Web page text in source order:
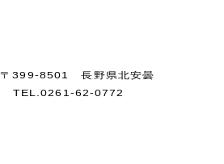
399-8501 長野県北安曇
TEL.0261-62-0772